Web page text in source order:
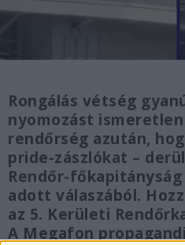
Rongálás vétség
nyomozást
rendőrség azután,
pride-zászlókat –
Rendőr-főkapitányság
adott válaszából.
az 5. Kerületi
A Megafon